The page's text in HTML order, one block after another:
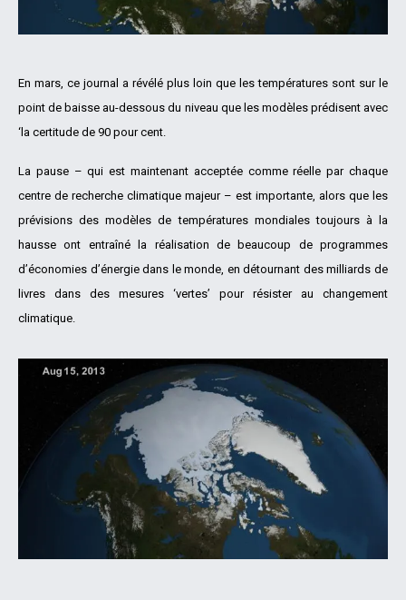
En mars, ce journal a révélé plus loin que les températures sont sur le
point de baisse au-dessous du niveau que les modèles prédisent avec
‘la certitude de 90 pour cent.
La pause – qui est maintenant acceptée comme réelle par chaque
centre de recherche climatique majeur – est importante, alors que les
prévisions des modèles de températures mondiales toujours à la
hausse ont entraîné la réalisation de beaucoup de programmes
d’économies d’énergie dans le monde, en détournant des milliards de
livres dans des mesures ‘vertes’ pour résister au changement
climatique.